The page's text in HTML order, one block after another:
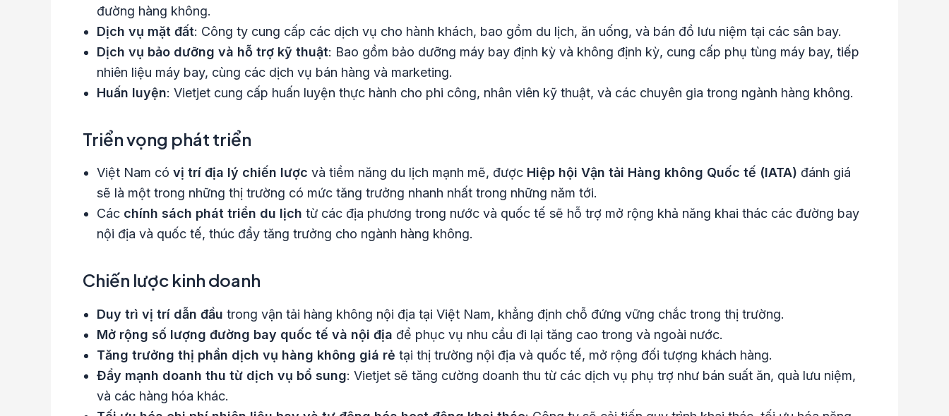
đường hàng không.
Dịch vụ mặt đất: Công ty cung cấp các dịch vụ cho hành khách, bao gồm du lịch, ăn uống, và bán đồ lưu niệm tại các sân bay.
Dịch vụ bảo dưỡng và hỗ trợ kỹ thuật: Bao gồm bảo dưỡng máy bay định kỳ và không định kỳ, cung cấp phụ tùng máy bay, tiếp
nhiên liệu máy bay, cùng các dịch vụ bán hàng và marketing.
Huấn luyện: Vietjet cung cấp huấn luyện thực hành cho phi công, nhân viên kỹ thuật, và các chuyên gia trong ngành hàng không.
Triển vọng phát triển
Việt Nam có vị trí địa lý chiến lược và tiềm năng du lịch mạnh mẽ, được Hiệp hội Vận tải Hàng không Quốc tế (IATA) đánh giá
sẽ là một trong những thị trường có mức tăng trưởng nhanh nhất trong những năm tới.
Các chính sách phát triển du lịch từ các địa phương trong nước và quốc tế sẽ hỗ trợ mở rộng khả năng khai thác các đường bay
nội địa và quốc tế, thúc đẩy tăng trưởng cho ngành hàng không.
Chiến lược kinh doanh
Duy trì vị trí dẫn đầu trong vận tải hàng không nội địa tại Việt Nam, khẳng định chỗ đứng vững chắc trong thị trường.
Mở rộng số lượng đường bay quốc tế và nội địa để phục vụ nhu cầu đi lại tăng cao trong và ngoài nước.
Tăng trưởng thị phần dịch vụ hàng không giá rẻ tại thị trường nội địa và quốc tế, mở rộng đối tượng khách hàng.
Đẩy mạnh doanh thu từ dịch vụ bổ sung: Vietjet sẽ tăng cường doanh thu từ các dịch vụ phụ trợ như bán suất ăn, quà lưu niệm,
và các hàng hóa khác.